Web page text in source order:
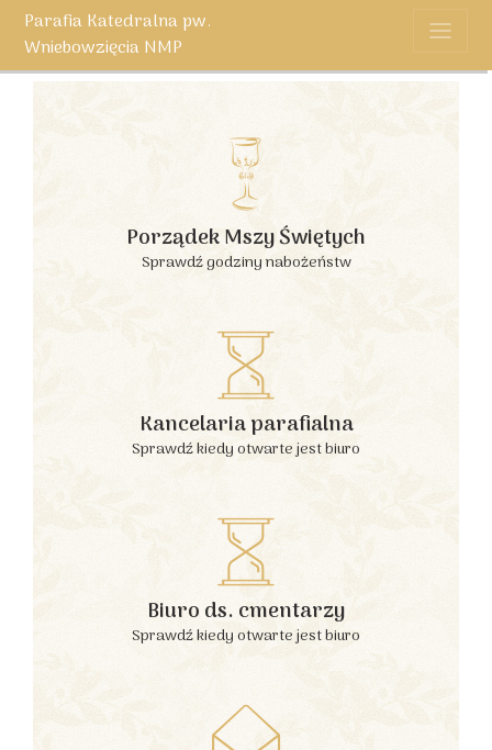
Parafia Katedralna pw.
Wniebowzięcia NMP
Porządek Mszy Świętych
Sprawdź godziny nabożeństw
Kancelaria parafialna
Sprawdź kiedy otwarte jest biuro
Biuro ds. cmentarzy
Sprawdź kiedy otwarte jest biuro